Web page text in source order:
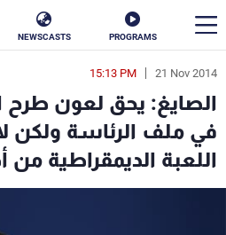
PROGRAMS
NEWSCASTS
21 Nov 2014
15:13 PM
الصايغ: يحق لعون طرح
في ملف الرئاسة ولكن
اللعبة الديمقراطية من
en
الأخبار
سياسة